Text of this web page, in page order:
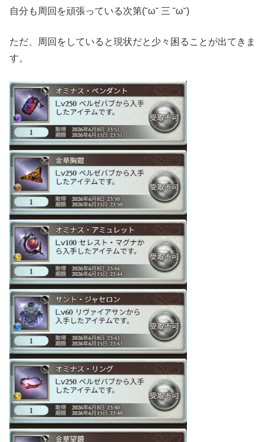
自分も周回を頑張っている次第(˘ω˘ 三 ˘ω˘)
ただ、周回をしていると現状だと少々困ることが出てきま
す。